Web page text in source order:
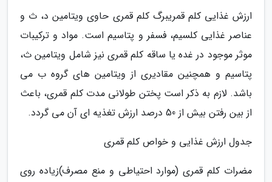
ارزش غذایی کلم قمریبرگ کلم قمری حاوی ویتامین د، ث و
عناصر غذایی کلسیم، فسفر و پتاسیم است. مواد و ترکیبات
موثر موجود در غده یا ساقه کلم قمری نیز شامل ویتامین ث،
پتاسیم و همچنین مقادیری از ویتامین های گروه ب می
باشد. لازم به ذکر است پختن طولانی مدت کلم قمری، باعث
از بین رفتن بیش از 50 درصد ارزش تغذیه ای آن می گردد.
جدول ارزش غذایی و خواص کلم قمری
مضرات کلم قمری (موارد احتیاطی و منع مصرف)زیاده روی